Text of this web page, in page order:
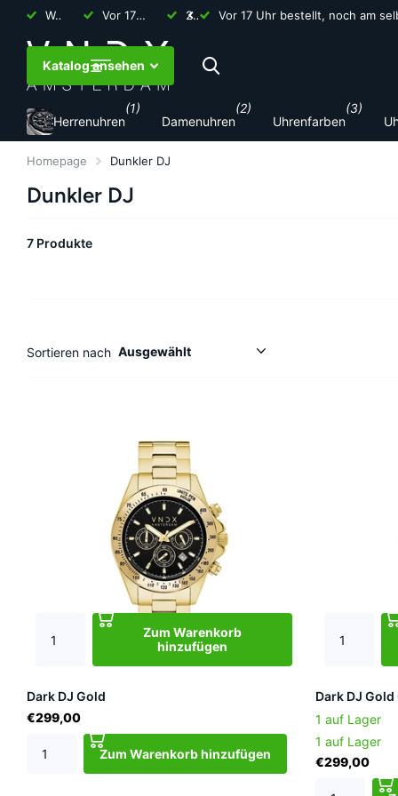
Weltweiter Versand Vor 17 Uhr bestellt, noch am selben Tag verschickt 2 Jahre Garantie Vor 17 Uhr bestellt, noch am
Katalog ansehen
Herrenuhren
(1)
Damenuhren
(2)
Uhrenfarben
(3)
Homepage Dunkler DJ
Dunkler DJ
7 Produkte
Sortieren nach
Zum Warenkorb
hinzufügen
Dark DJ Gold
€299,00
Zum Warenkorb hinzufügen
Dark DJ Gold
1 auf Lager
1 auf Lager
€299,00